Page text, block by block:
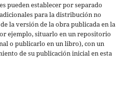
pueden establecer por separado
para la distribución no
la versión de la obra publicada en la
ejemplo, situarlo en un repositorio
o publicarlo en un libro), con un
de su publicación inicial en esta